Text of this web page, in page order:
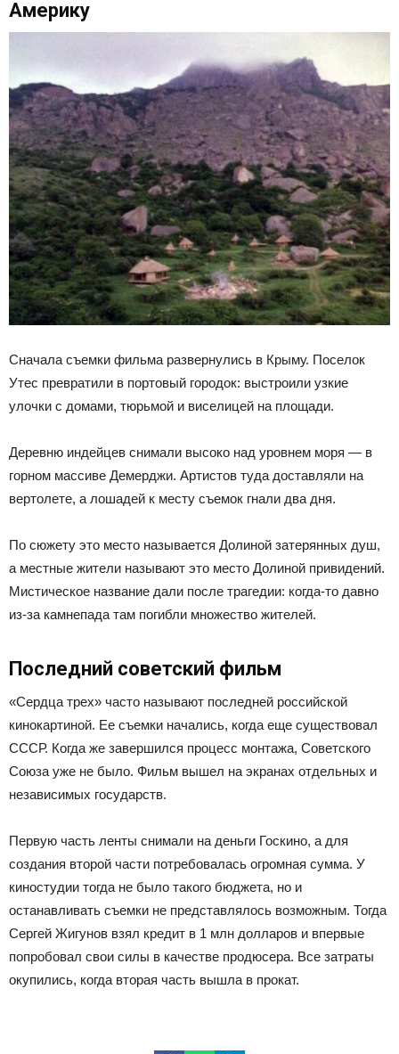
Америку
Сначала съемки фильма развернулись в Крыму. Поселок
Утес превратили в портовый городок: выстроили узкие
улочки с домами, тюрьмой и виселицей на площади.
Деревню индейцев снимали высоко над уровнем моря — в
горном массиве Демерджи. Артистов туда доставляли на
вертолете, а лошадей к месту съемок гнали два дня.
По сюжету это место называется Долиной затерянных душ,
а местные жители называют это место Долиной привидений.
Мистическое название дали после трагедии: когда-то давно
из-за камнепада там погибли множество жителей.
Последний советский фильм
«Сердца трех» часто называют последней российской
кинокартиной. Ее съемки начались, когда еще существовал
СССР. Когда же завершился процесс монтажа, Советского
Союза уже не было. Фильм вышел на экранах отдельных и
независимых государств.
Первую часть ленты снимали на деньги Госкино, а для
создания второй части потребовалась огромная сумма. У
киностудии тогда не было такого бюджета, но и
останавливать съемки не представлялось возможным. Тогда
Сергей Жигунов взял кредит в 1 млн долларов и впервые
попробовал свои силы в качестве продюсера. Все затраты
окупились, когда вторая часть вышла в прокат.